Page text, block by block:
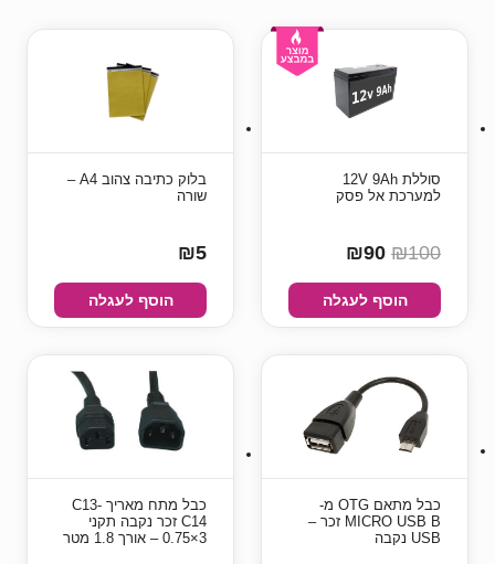
סוללת 12V 9Ah
למערכת אל פסק
₪100
הוסף לעגלה
בלוק כתיבה צהוב A4 –
שורה
₪5
הוסף לעגלה
כבל מתאם OTG מ-
MICRO USB B זכר –
USB נקבה
כבל מתח מאריך C13-
C14 זכר נקבה תקני
3×0.75 – אורך 1.8 מטר